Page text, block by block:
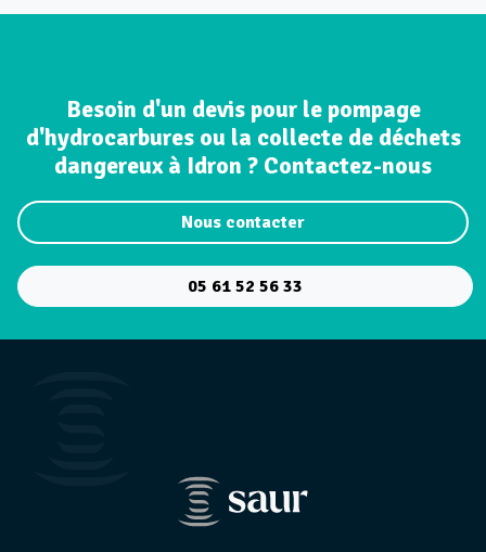
Besoin d'un devis pour le pompage
d'hydrocarbures ou la collecte de déchets
dangereux à Idron ? Contactez-nous
Nous contacter
05 61 52 56 33